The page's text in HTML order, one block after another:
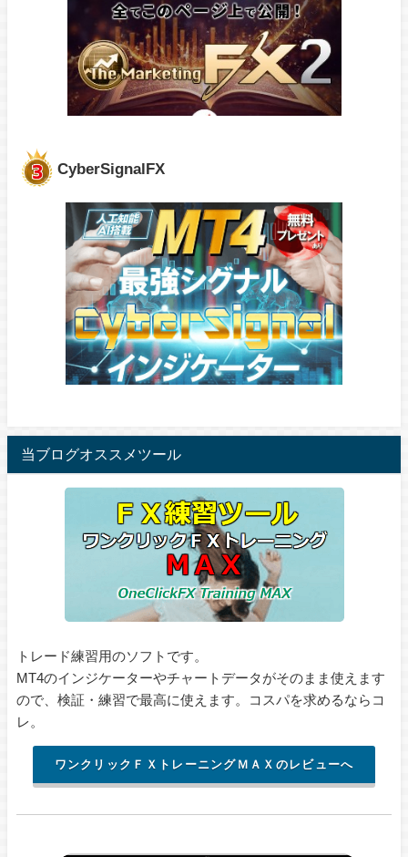
CyberSignalFX
当ブログオススメツール
トレード練習用のソフトです。
MT4のインジケーターやチャートデータがそのまま使えます
ので、検証・練習で最高に使えます。コスパを求めるならコ
レ。
ワンクリックＦＸトレーニングＭＡＸのレビューへ